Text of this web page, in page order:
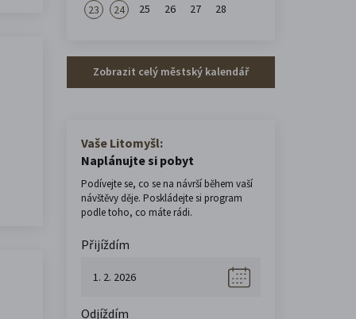
23
24 25 26 27 28
Zobrazit celý městský kalendář
Vaše Litomyšl:
Naplánujte si pobyt
Podívejte se, co se na návrší během vaší
návštěvy děje. Poskládejte si program
podle toho, co máte rádi.
Přijíždím
Odjíždím